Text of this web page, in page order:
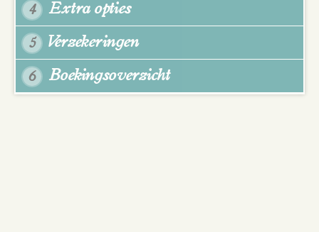
4 Extra opties
5 Verzekeringen
6 Boekingsoverzicht